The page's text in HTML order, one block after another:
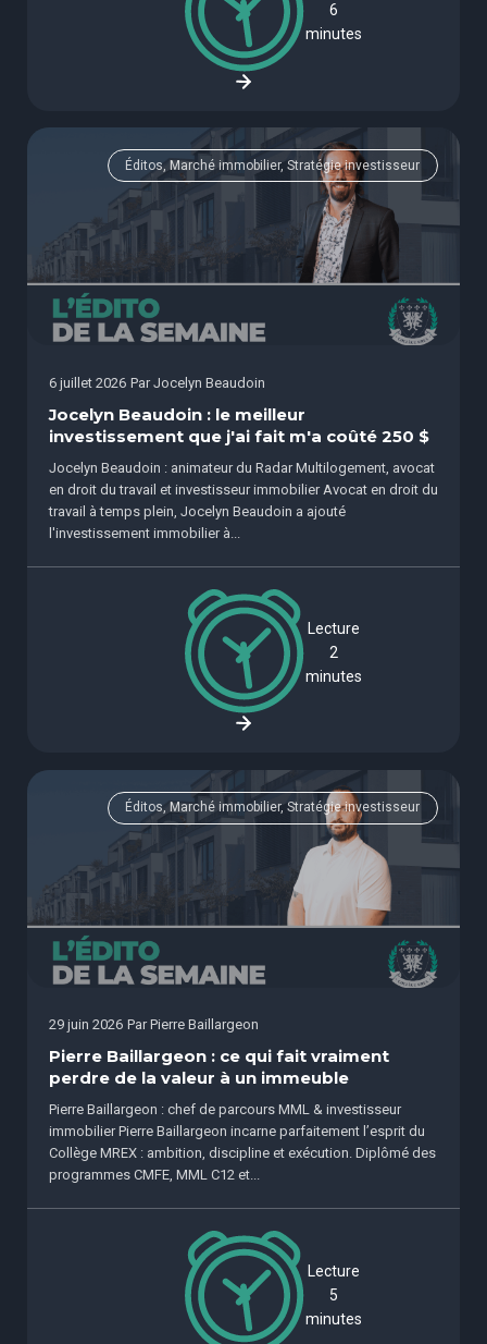
6
minutes
Éditos, Marché immobilier, Stratégie investisseur
6 juillet 2026 Par Jocelyn Beaudoin
Jocelyn Beaudoin : le meilleur
investissement que j'ai fait m'a coûté 250 $
Jocelyn Beaudoin : animateur du Radar Multilogement, avocat
en droit du travail et investisseur immobilier Avocat en droit du
travail à temps plein, Jocelyn Beaudoin a ajouté
l'investissement immobilier à...
Lecture
2
minutes
Éditos, Marché immobilier, Stratégie investisseur
29 juin 2026 Par Pierre Baillargeon
Pierre Baillargeon : ce qui fait vraiment
perdre de la valeur à un immeuble
Pierre Baillargeon : chef de parcours MML & investisseur
immobilier Pierre Baillargeon incarne parfaitement l’esprit du
Collège MREX : ambition, discipline et exécution. Diplômé des
programmes CMFE, MML C12 et...
Lecture
5
minutes